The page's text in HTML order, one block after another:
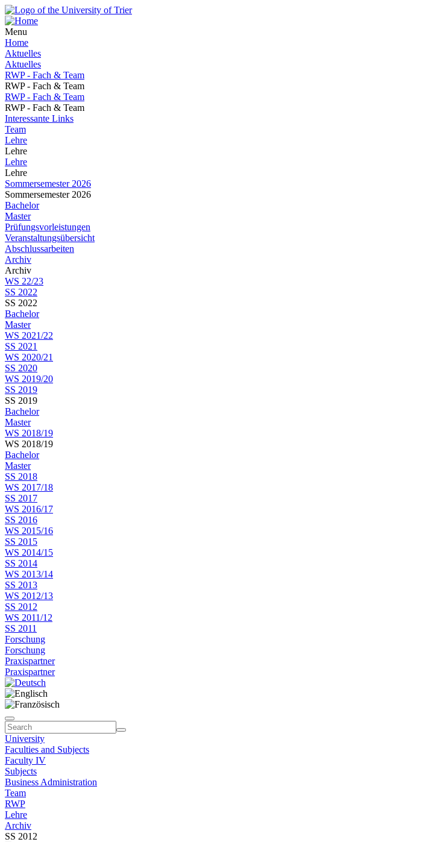
Menu
Home
Aktuelles
Aktuelles
RWP - Fach & Team
RWP - Fach & Team
RWP - Fach & Team
RWP - Fach & Team
Interessante Links
Team
Lehre
Lehre
Lehre
Lehre
Sommersemester 2026
Sommersemester 2026
Bachelor
Master
Prüfungsvorleistungen
Veranstaltungsübersicht
Abschlussarbeiten
Archiv
Archiv
WS 22/23
SS 2022
SS 2022
Bachelor
Master
WS 2021/22
SS 2021
WS 2020/21
SS 2020
WS 2019/20
SS 2019
SS 2019
Bachelor
Master
WS 2018/19
WS 2018/19
Bachelor
Master
SS 2018
WS 2017/18
SS 2017
WS 2016/17
SS 2016
WS 2015/16
SS 2015
WS 2014/15
SS 2014
WS 2013/14
SS 2013
WS 2012/13
SS 2012
WS 2011/12
SS 2011
Forschung
Forschung
Praxispartner
Praxispartner
University
Faculties and Subjects
Faculty IV
Subjects
Business Administration
Team
RWP
Lehre
Archiv
SS 2012